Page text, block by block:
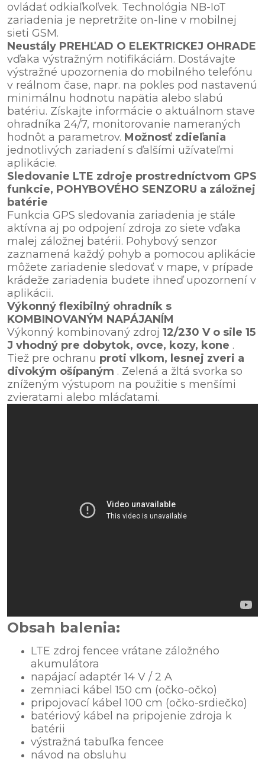
ovládať odkiaľkoľvek. Technológia NB-IoT
zariadenia je nepretržite on-line v mobilnej
sieti GSM.
Neustály PREHĽAD O ELEKTRICKEJ OHRADE
vďaka výstražným notifikáciám. Dostávajte
výstražné upozornenia do mobilného telefónu
v reálnom čase, napr. na pokles pod nastavenú
minimálnu hodnotu napätia alebo slabú
batériu. Získajte informácie o aktuálnom stave
ohradníka 24/7, monitorovanie nameraných
hodnôt a parametrov. Možnosť zdieľania
jednotlivých zariadení s ďalšími užívateľmi
aplikácie.
Sledovanie LTE zdroje prostredníctvom GPS
funkcie, POHYBOVÉHO SENZORU a záložnej
batérie
Funkcia GPS sledovania zariadenia je stále
aktívna aj po odpojení zdroja zo siete vďaka
malej záložnej batérii. Pohybový senzor
zaznamená každý pohyb a pomocou aplikácie
môžete zariadenie sledovať v mape, v prípade
krádeže zariadenia budete ihneď upozornení v
aplikácii.
Výkonný flexibilný ohradník s
KOMBINOVANÝM NAPÁJANÍM
Výkonný kombinovaný zdroj 12/230 V o sile 15
J vhodný pre dobytok, ovce, kozy, kone .
Tiež pre ochranu proti vlkom, lesnej zveri a
divokým ošípaným . Zelená a žltá svorka so
zníženým výstupom na použitie s menšími
zvieratami alebo mláďatami.
Obsah balenia:
LTE zdroj fencee vrátane záložného
akumulátora
napájací adaptér 14 V / 2 A
zemniaci kábel 150 cm (očko-očko)
pripojovací kábel 100 cm (očko-srdiečko)
batériový kábel na pripojenie zdroja k
batérii
výstražná tabuľka fencee
návod na obsluhu